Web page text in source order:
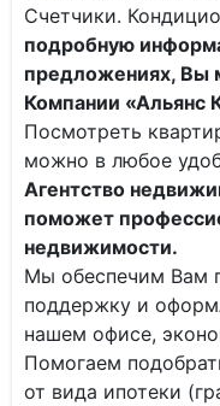
Счетчики.
подробную
предложениях, Вы
Компании «Альянс
Посмотреть
можно в любое
Агентство
поможет
недвижимости.
Мы обеспечим Вам
поддержку и
нашем офисе,
Помогаем
от вида ипотеки